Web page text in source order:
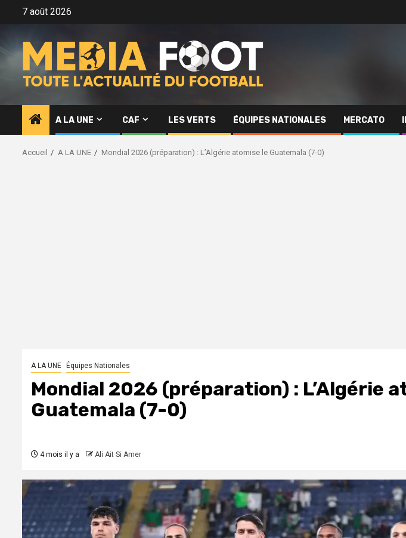
7 août 2026
A LA UNE CAF LES VERTS ÉQUIPES NATIONALES MERCATO
Accueil A LA UNE Mondial 2026 (préparation) : L’Algérie atomise le Guatemala (7-0)
A LA UNE Équipes Nationales
Mondial 2026 (préparation) : L’Algérie
Guatemala (7-0)
4 mois il y a Ali Ait Si Amer